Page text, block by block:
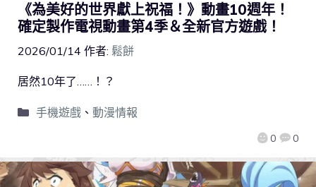
《為美好的世界獻上祝福！》動畫10週年！
確定製作電視動畫第4季＆全新官方遊戲！
2026/01/14 作者: 鬆餅
0 0
居然10年了……！？
手機遊戲、 動漫情報